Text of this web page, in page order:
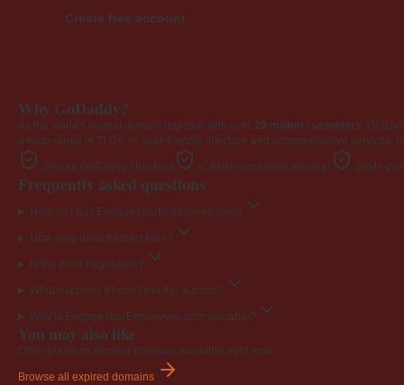
Create free account
Why GoDaddy?
As the world's largest domain registrar with over 20 million customers,
a wide range of TLDs. Its user-friendly interface and comprehensive
Secure GoDaddy checkout ICANN-accredited registrar 20M+
Frequently asked questions
How do I buy EngageYourEmployees.com?
How long does transfer take?
Is the price negotiable?
What happens if I don't win the auction?
Why is EngageYourEmployees.com valuable?
You may also like
Other premium expired domains available right now.
Browse all expired domains